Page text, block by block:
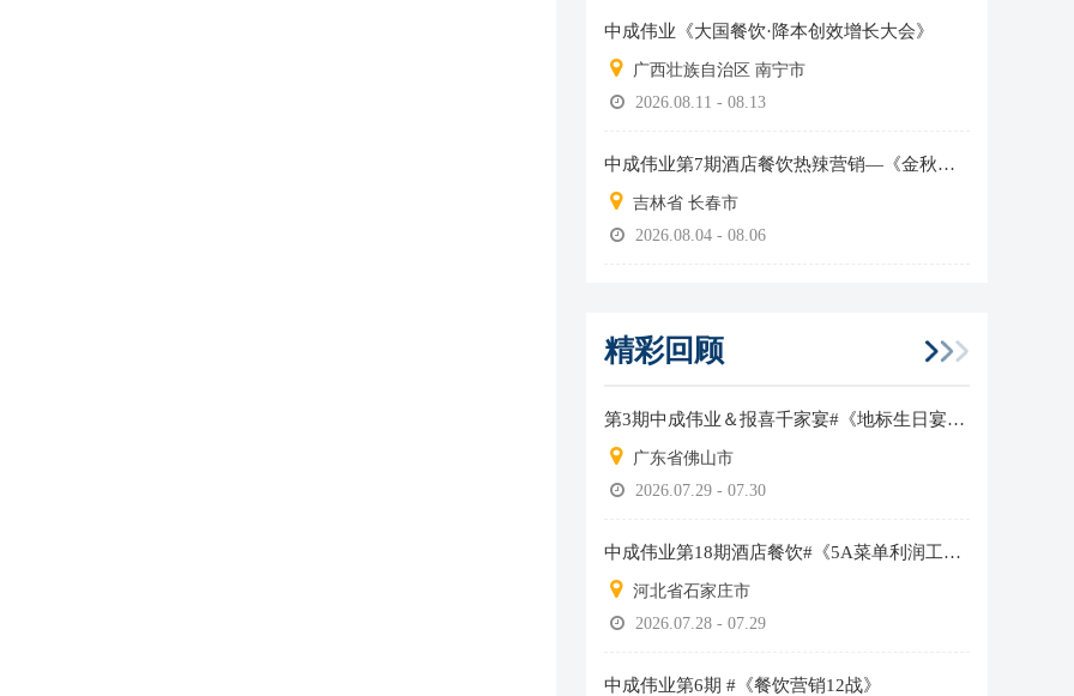
中成伟业《大国餐饮·降本创效增长大会》
广西壮族自治区 南宁市
2026.08.11 - 08.13
中成伟业第7期酒店餐饮热辣营销—《金秋创营·中秋礼盒全员销售实战营》
吉林省 长春市
2026.08.04 - 08.06
精彩回顾
第3期中成伟业＆报喜千家宴#《地标生日宴》实操班
广东省佛山市
2026.07.29 - 07.30
中成伟业第18期酒店餐饮#《5A菜单利润工程》总裁班
河北省石家庄市
2026.07.28 - 07.29
中成伟业第6期 #《餐饮营销12战》